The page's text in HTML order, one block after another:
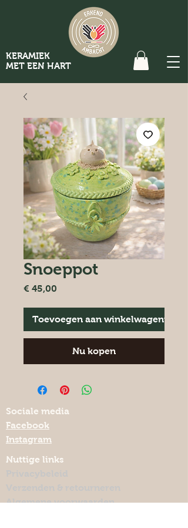
KERAMIEK
MET EEN HART
Snoeppot
€ 45,00
Toevoegen aan winkelwagentje
Nu kopen
Sociale media
Facebook
Instagram
Nuttige links
Algemene voorwaarden